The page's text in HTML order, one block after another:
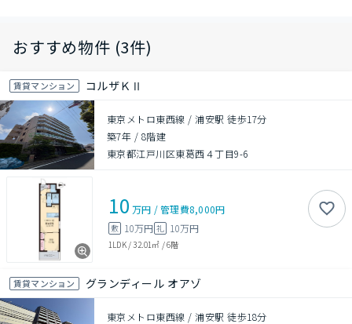
おすすめ物件 (3件)
賃貸マンション コルザＫⅡ
東京メトロ東西線 / 浦安駅 徒歩17分
築7年 / 8階建
東京都江戸川区東葛西４丁目9-6
10 万円 /管理費8,000円
敷 10万円 礼 10万円
1LDK/32.01㎡ /6階
賃貸マンション グランディール オアゾ
東京メトロ東西線 / 浦安駅 徒歩18分